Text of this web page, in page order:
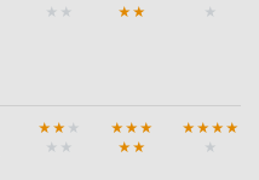
★ ★
★ ★
★
★ ★ ★
★ ★
★ ★ ★
★ ★
★ ★ ★ ★
★